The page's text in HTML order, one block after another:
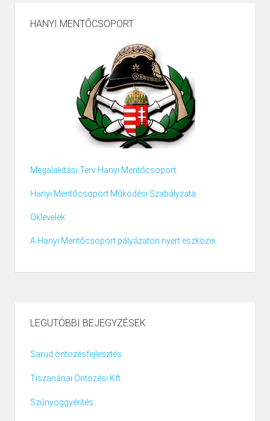
HANYI MENTŐCSOPORT
Megalakítási Terv Hanyi Mentőcsoport
Hanyi Mentőcsoport Működési Szabályzata
Oklevelek
A Hanyi Mentőcsoport pályázaton nyert eszközei
LEGUTÓBBI BEJEGYZÉSEK
Sarud öntözésfejlesztés
Tiszanánai Öntözési Kft.
Szúnyoggyérítés